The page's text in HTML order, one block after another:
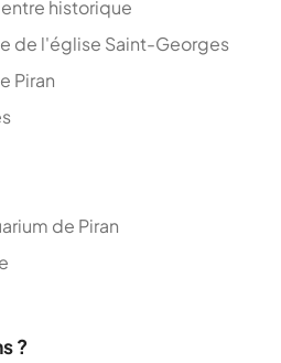
historique
de l'église Saint-Georges
Piran
de Piran
?